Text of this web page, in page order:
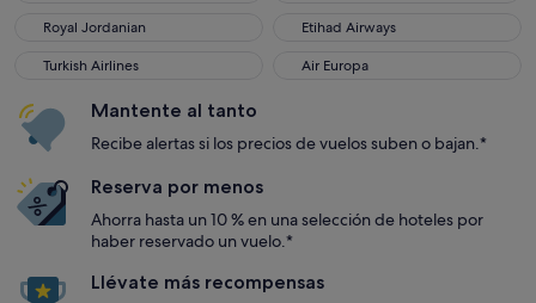
Royal Jordanian
Royal Jordanian Etihad Airways
Etihad Airways
Turkish Airlines
Turkish Airlines Air Europa
Air Europa
Mantente al tanto
Recibe alertas si los precios de vuelos suben o bajan.*
Reserva por menos
Ahorra hasta un 10 % en una selección de hoteles por
haber reservado un vuelo.*
Llévate más recompensas